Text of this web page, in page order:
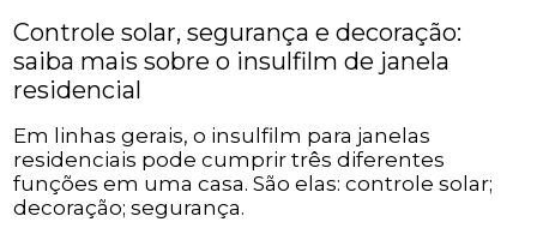
Controle solar, segurança e decoração:
saiba mais sobre o insulfilm de janela
residencial
Em linhas gerais, o insulfilm para janelas
residenciais pode cumprir três diferentes
funções em uma casa. São elas: controle solar;
decoração; segurança.